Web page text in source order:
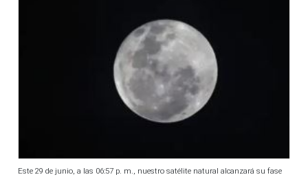
Este 29 de junio, a las 06:57 p. m., nuestro satélite natural alcanzará su fase